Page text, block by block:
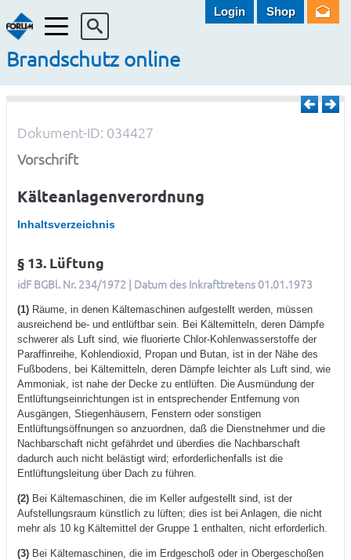
Menü
Brandschutz online
Login Shop
Dokument-ID: 034427
Vorschrift
Kälteanlagenverordnung
Inhaltsverzeichnis
§ 13. Lüftung
idF BGBl. Nr. 234/1972 | Datum des Inkrafttretens 01.01.1973
(1) Räume, in denen Kältemaschinen aufgestellt werden, müssen
ausreichend be- und entlüftbar sein. Bei Kältemitteln, deren Dämpfe
schwerer als Luft sind, wie fluorierte Chlor-Kohlenwasserstoffe der
Paraffinreihe, Kohlendioxid, Propan und Butan, ist in der Nähe des
Fußbodens, bei Kältemitteln, deren Dämpfe leichter als Luft sind, wie
Ammoniak, ist nahe der Decke zu entlüften. Die Ausmündung der
Entlüftungseinrichtungen ist in entsprechender Entfernung von
Ausgängen, Stiegenhäusern, Fenstern oder sonstigen
Entlüftungsöffnungen so anzuordnen, daß die Dienstnehmer und die
Nachbarschaft nicht gefährdet und überdies die Nachbarschaft
dadurch auch nicht belästigt wird; erforderlichenfalls ist die
Entlüftungsleitung über Dach zu führen.
(2) Bei Kältemaschinen, die im Keller aufgestellt sind, ist der
Aufstellungsraum künstlich zu lüften; dies ist bei Anlagen, die nicht
mehr als 10 kg Kältemittel der Gruppe 1 enthalten, nicht erforderlich.
(3) Bei Kältemaschinen, die im Erdgeschoß oder in Obergeschoßen